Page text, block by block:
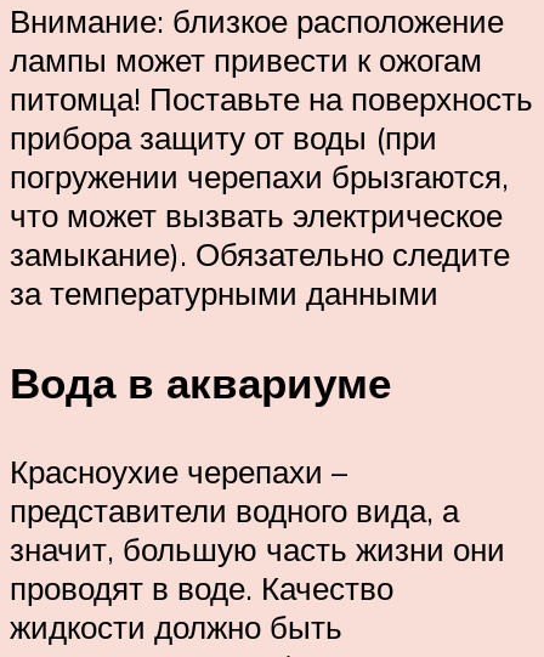
Внимание: близкое расположение
лампы может привести к ожогам
питомца! Поставьте на поверхность
прибора защиту от воды (при
погружении черепахи брызгаются,
что может вызвать электрическое
замыкание). Обязательно следите
за температурными данными
Вода в аквариуме
Красноухие черепахи –
представители водного вида, а
значит, большую часть жизни они
проводят в воде. Качество
жидкости должно быть